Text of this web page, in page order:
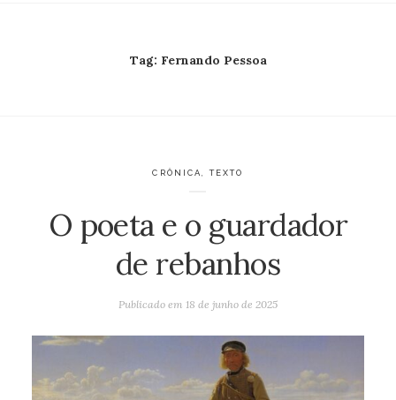
Tag: Fernando Pessoa
CRÔNICA ,TEXTO
O poeta e o guardador
de rebanhos
Publicado em 18 de junho de 2025